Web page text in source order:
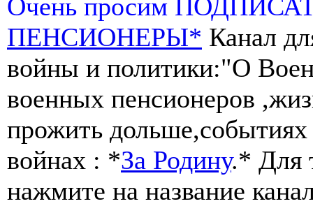
Очень просим
ПЕНСИОНЕРЫ* Канал
войны и политики:"О
военных пенсионеров
прожить
войнах : *За Родину.* Для
нажмите на название